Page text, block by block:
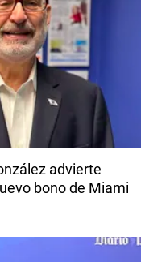
advierte
bono de Miami